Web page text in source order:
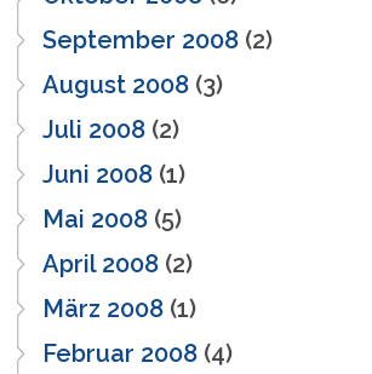
September 2008 (2)
August 2008 (3)
Juli 2008 (2)
Juni 2008 (1)
Mai 2008 (5)
April 2008 (2)
März 2008 (1)
Februar 2008 (4)